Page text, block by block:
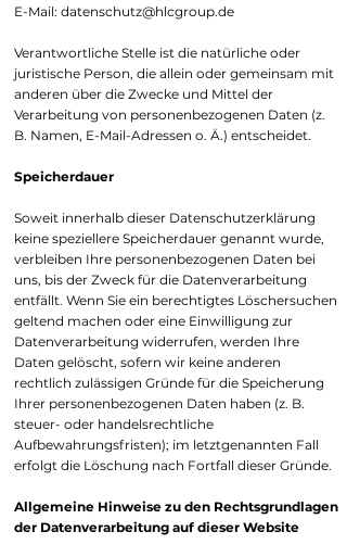
E-Mail: datenschutz@hlcgroup.de
Verantwortliche Stelle ist die natürliche oder
juristische Person, die allein oder gemeinsam mit
anderen über die Zwecke und Mittel der
Verarbeitung von personenbezogenen Daten (z.
B. Namen, E-Mail-Adressen o. Ä.) entscheidet.
Speicherdauer
Soweit innerhalb dieser Datenschutzerklärung
keine speziellere Speicherdauer genannt wurde,
verbleiben Ihre personenbezogenen Daten bei
uns, bis der Zweck für die Datenverarbeitung
entfällt. Wenn Sie ein berechtigtes Löschersuchen
geltend machen oder eine Einwilligung zur
Datenverarbeitung widerrufen, werden Ihre
Daten gelöscht, sofern wir keine anderen
rechtlich zulässigen Gründe für die Speicherung
Ihrer personenbezogenen Daten haben (z. B.
steuer- oder handelsrechtliche
Aufbewahrungsfristen); im letztgenannten Fall
erfolgt die Löschung nach Fortfall dieser Gründe.
Allgemeine Hinweise zu den Rechtsgrundlagen
der Datenverarbeitung auf dieser Website